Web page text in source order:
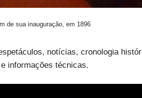
de sua inauguração, em 1896
notícias, cronologia
informações técnicas.